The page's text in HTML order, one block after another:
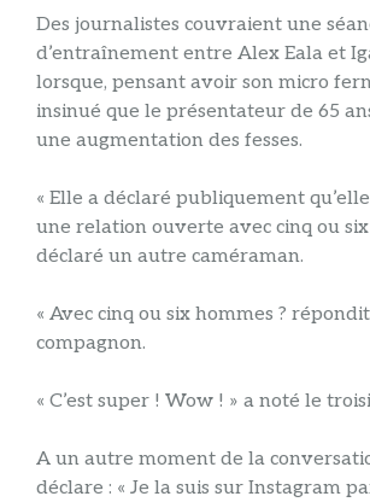
Des journalistes couvraient une
d’entraînement entre Alex Eala et
lorsque, pensant avoir son micro
insinué que le présentateur de 65
une augmentation des fesses.
« Elle a déclaré publiquement
une relation ouverte avec cinq ou six
déclaré un autre caméraman.
« Avec cinq ou six hommes ?
compagnon.
« C’est super ! Wow ! » a noté le
A un autre moment de la
déclare : « Je la suis sur Instagram